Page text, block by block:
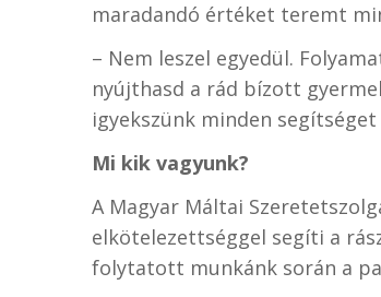
maradandó értéket teremt
– Nem leszel egyedül.
nyújthasd a rád bízott
igyekszünk minden
Mi kik vagyunk?
A Magyar Máltai
elkötelezettséggel segíti a
folytatott munkánk során a